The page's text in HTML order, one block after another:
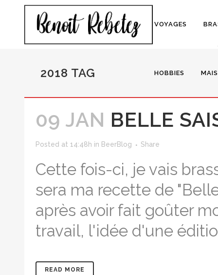
VOYAGES
HOBBIES
2018 TAG
09 JAN BELLE
Posted at 14:48h in BeerBlog Share
Cette fois-ci, je vais
sera ma recette de
après avoir fait goûter
travail, l'idée d'une
READ MORE